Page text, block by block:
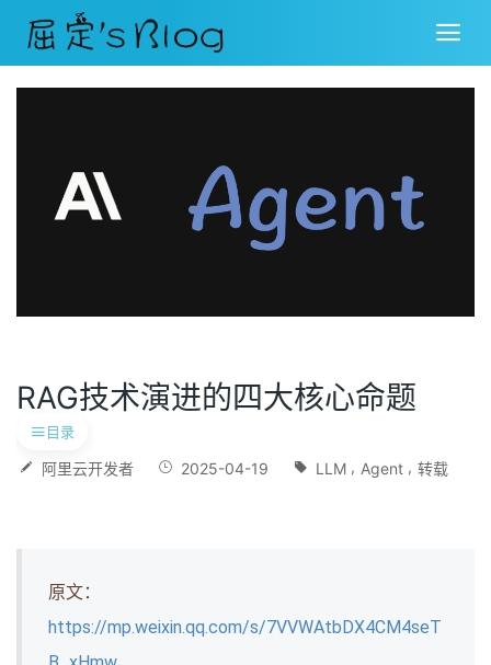
RAG技术演进的四大核心命题
目录
阿里云开发者 2025-04-19 LLM Agent 转载
原文：
https://mp.weixin.qq.com/s/7VVWAtbDX4CM4seT